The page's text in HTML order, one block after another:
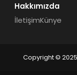
Hakkımızda
İletişimKünye
Copyright © 2025